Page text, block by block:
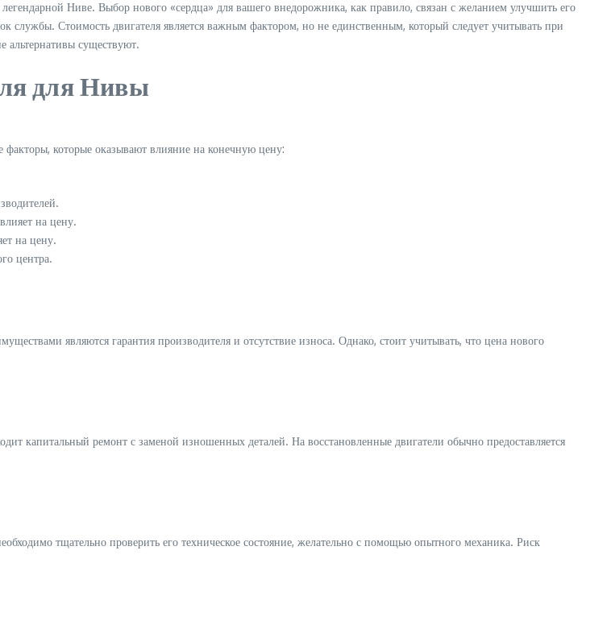
Ниве. Выбор нового «сердца» для вашего внедорожника, как правило, связан с желанием улучшить его
службы. Стоимость двигателя является важным фактором, но не единственным, который следует учитывать при
альтернативы существуют.
для Нивы
которые оказывают влияние на конечную цену:
на цену.
на цену.
центра.
являются гарантия производителя и отсутствие износа. Однако, стоит учитывать, что цена нового
капитальный ремонт с заменой изношенных деталей. На восстановленные двигатели обычно предоставляется
тщательно проверить его техническое состояние, желательно с помощью опытного механика. Риск